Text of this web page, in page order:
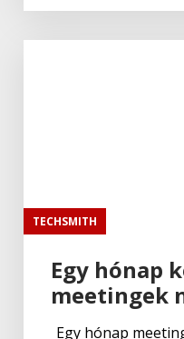
TECHSMITH
Egy hónap
meetingek
Egy hónap